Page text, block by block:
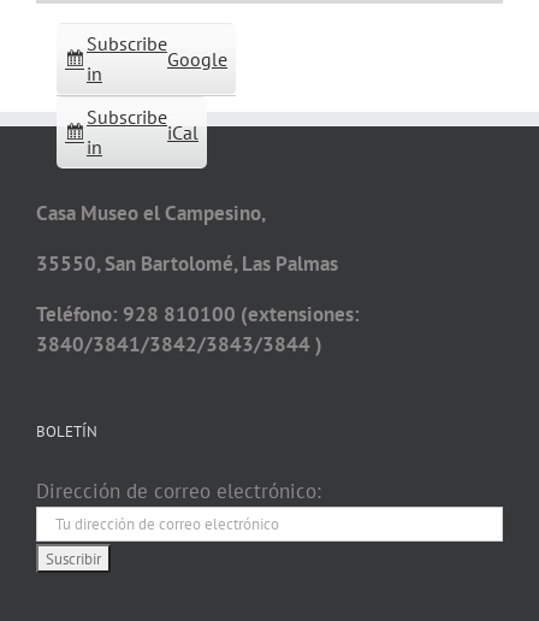
Subscribe
in
Google
Subscribe
in
iCal
Casa Museo el Campesino,
35550, San Bartolomé, Las Palmas
Teléfono: 928 810100 (extensiones:
3840/3841/3842/3843/3844 )
BOLETÍN
Dirección de correo electrónico: